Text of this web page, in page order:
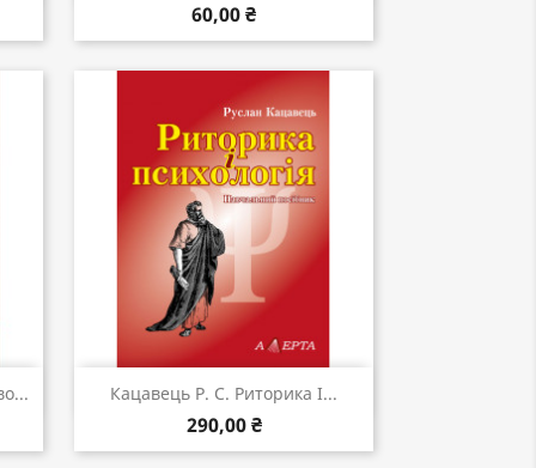
60,00 ₴
Кацавець Р. С. Риторика І...
290,00 ₴
Швидкий перегляд